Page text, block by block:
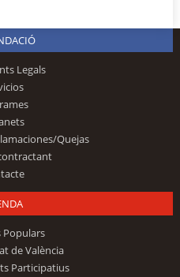
Legals
Quejas
Populars
de València
Participatius